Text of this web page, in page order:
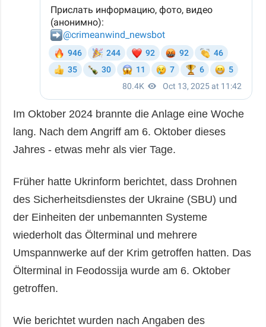
Im Oktober 2024 brannte die Anlage eine Woche
lang. Nach dem Angriff am 6. Oktober dieses
Jahres - etwas mehr als vier Tage.
Früher hatte Ukrinform berichtet, dass Drohnen
des Sicherheitsdienstes der Ukraine (SBU) und
der Einheiten der unbemannten Systeme
wiederholt das Ölterminal und mehrere
Umspannwerke auf der Krim getroffen hatten. Das
Ölterminal in Feodossija wurde am 6. Oktober
getroffen.
Wie berichtet wurden nach Angaben des